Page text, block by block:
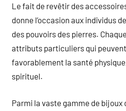
Le fait de revêtir des
donne l’occasion aux individus
des pouvoirs des pierres.
attributs particuliers qui
favorablement la santé
spirituel.
Parmi la vaste gamme de